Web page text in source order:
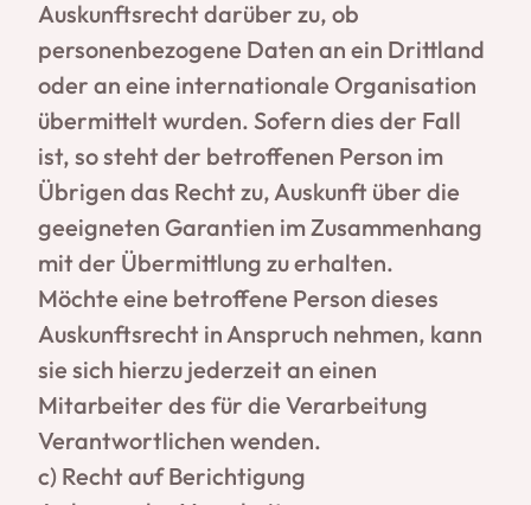
Auskunftsrecht darüber zu, ob
personenbezogene Daten an ein Drittland
oder an eine internationale Organisation
übermittelt wurden. Sofern dies der Fall
ist, so steht der betroffenen Person im
Übrigen das Recht zu, Auskunft über die
geeigneten Garantien im Zusammenhang
mit der Übermittlung zu erhalten.
Möchte eine betroffene Person dieses
Auskunftsrecht in Anspruch nehmen, kann
sie sich hierzu jederzeit an einen
Mitarbeiter des für die Verarbeitung
Verantwortlichen wenden.
c) Recht auf Berichtigung